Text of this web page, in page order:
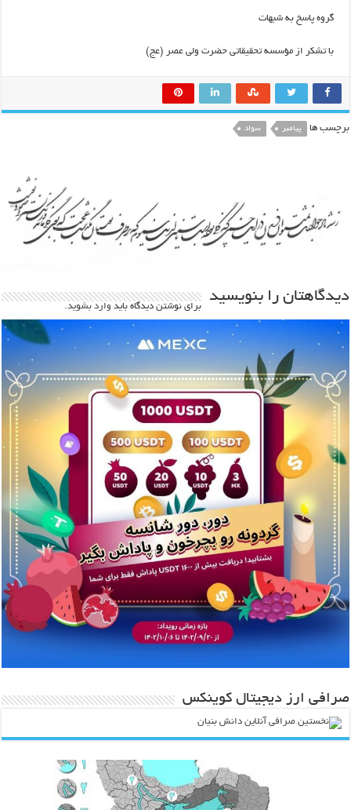
گروه پاسخ به شبهات
با تشکر از مؤسسه تحقيقاتي حضرت ولي عصر (عج)
برچسب ها پیامبر سواد
دیدگاهتان را بنویسید
برای نوشتن دیدگاه باید وارد بشوید.
صرافی ارز دیجیتال کوینکس